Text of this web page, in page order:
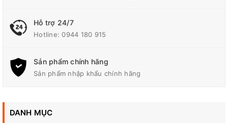
Trọng Lượng
Dây Dẫn Điện/Dây Pin 2.5 m (8.2 ft)
Đại Lý Phân Phối Makita, Bosch Chính Hãng Tại Biên Hòa -
Hỗ trợ 24/7
Hotline:0944 180 915
Sản phẩm chính hãng
Sản phẩm nhập khẩu chính hãng
DANH MỤC